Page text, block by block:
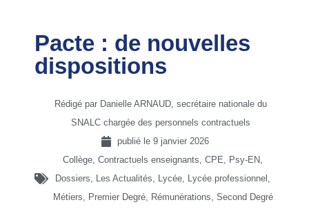
Pacte : de nouvelles
dispositions
Rédigé par Danielle ARNAUD, secrétaire nationale du
SNALC chargée des personnels contractuels
publié le 9 janvier 2026
Collège, Contractuels enseignants, CPE, Psy-EN,
Dossiers, Les Actualités, Lycée, Lycée professionnel ,
Métiers, Premier Degré, Rémunérations, Second Degré